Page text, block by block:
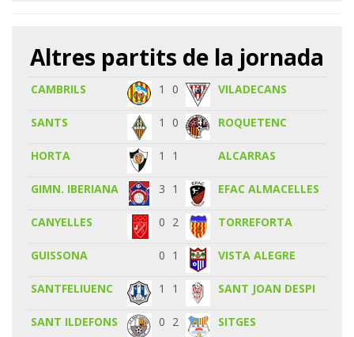
Altres partits de la jornada
CAMBRILS 1 0 VILADECANS
SANTS 1 0 ROQUETENC
HORTA 1 1 ALCARRAS
GIMN. IBERIANA 3 1 EFAC ALMACELLES
CANYELLES 0 2 TORREFORTA
GUISSONA 0 1 VISTA ALEGRE
SANTFELIUENC 1 1 SANT JOAN DESPI
SANT ILDEFONS 0 2 SITGES